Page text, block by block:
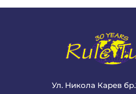
Ул. Никола Карев